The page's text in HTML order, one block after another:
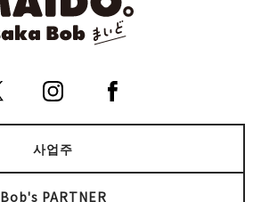
사업주
Bob's PARTNER